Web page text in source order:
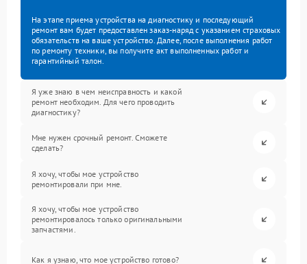
На этапе приема устройства на диагностику и последующий
ремонт вам будет предоставлен заказ-наряд с указанием страховых
обязательств на ваше устройство. Далее, после выполнения работ
по ремонту техники, вы получите акт выполненных работ и
гарантийный талон.
Я уже знаю в чем неисправность и какой
ремонт необходим. Для чего проводить
диагностику?
Мне нужен срочный ремонт. Сможете
сделать?
Я хочу, чтобы мое устройство
ремонтировали при мне.
Я хочу, чтобы мое устройство
ремонтировалось только оригинальными
запчастями.
Как я узнаю, что мое устройство готово?